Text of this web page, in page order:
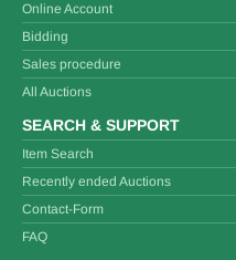
Online Account
Bidding
Sales procedure
All Auctions
SEARCH & SUPPORT
Item Search
Recently ended Auctions
Contact-Form
FAQ